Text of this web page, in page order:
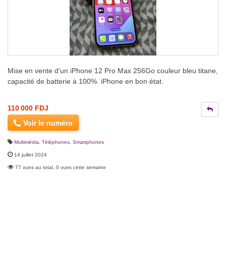
Mise en vente d'un iPhone 12 Pro Max 256Go couleur bleu titane,
capacité de batterie à 100%. iPhone en bon état.
110 000 FDJ
Voir le numéro
Multimédia Téléphones, Smartphones
14 juillet 2024
77 vues au total, 0 vues cette semaine